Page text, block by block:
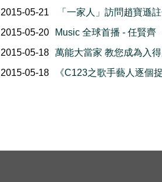
2015-05-21
「一家人」訪問趙寶遜
2015-05-20
Music 全球首播 - 任賢齊
2015-05-18 萬能大當家 教您成為入
2015-05-18
《C123之歌手藝人逐個